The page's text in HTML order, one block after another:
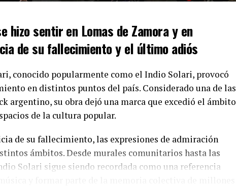
hizo sentir en Lomas de Zamora y en
de su fallecimiento y el último adiós
conocido popularmente como el Indio Solari, provocó
en distintos puntos del país. Considerado una de las
argentino, su obra dejó una marca que excedió el ámbito
de la cultura popular.
de su fallecimiento, las expresiones de admiración
ámbitos. Desde murales comunitarios hasta las
Solari sigue siendo recordada como una referencia